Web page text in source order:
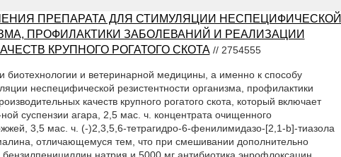
ПРЕПАРАТА ДЛЯ СТИМУЛЯЦИИ НЕСПЕЦИФИЧЕСКОЙ
ПРОФИЛАКТИКИ ЗАБОЛЕВАНИЙ И РЕАЛИЗАЦИИ
КРУПНОГО РОГАТОГО СКОТА// 2754555
биотехнологии и ветеринарной медицины, а именно к способу
неспецифической резистентности организма, профилактики
качеств крупного рогатого скота, который включает
суспензии агара, 2,5 мас. ч. концентрата очищенного
3,5 мас. ч. (-)2,3,5,6-тетрагидро-6-фенилимидазо-[2,1-b]-тиазола
отличающемуся тем, что при смешивании дополнительно